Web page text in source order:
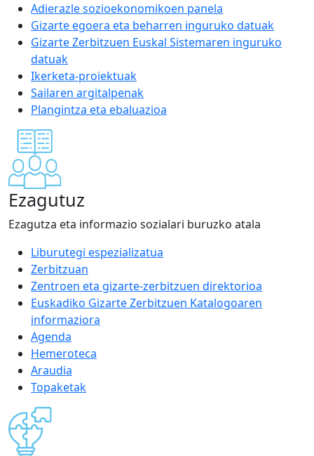
Adierazle sozioekonomikoen panela
Gizarte egoera eta beharren inguruko datuak
Gizarte Zerbitzuen Euskal Sistemaren inguruko
datuak
Ikerketa-proiektuak
Sailaren argitalpenak
Plangintza eta ebaluazioa
Ezagutuz
Ezagutza eta informazio sozialari buruzko atala
Liburutegi espezializatua
Zerbitzuan
Zentroen eta gizarte-zerbitzuen direktorioa
Euskadiko Gizarte Zerbitzuen Katalogoaren
informaziora
Agenda
Hemeroteca
Araudia
Topaketak